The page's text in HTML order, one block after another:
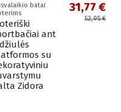
batai
ant
su
Zidora
31,77 €
52,95 €